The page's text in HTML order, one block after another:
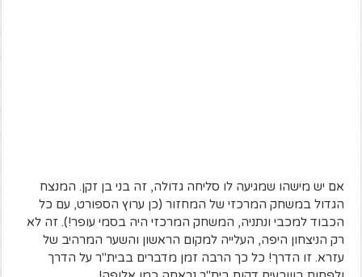
אם יש מישהו שמגיעה לו סליחה גדולה, זה בני בן זקן. המנצח
הגדול במשחק המרכזי של המחזור (כן ערוץ הספורט, עם כל
הכבוד למכבי ונתניה, המשחק המרכזי היה בסמי עופר!). זה לא
רק הניצחון היפה, העלייה למקום הראשון והשער המרהיב של
עזרא. זו הדרך! כל כך הרבה זמן מדברים בבית"ר על הדרך